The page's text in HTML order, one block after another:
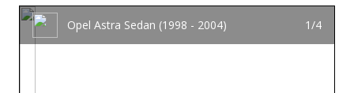
Opel Astra Sedan (1998 - 2004) 1/4